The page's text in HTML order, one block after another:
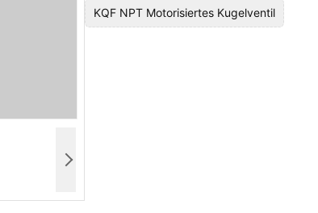
KQF NPT Motorisiertes Kugelventil